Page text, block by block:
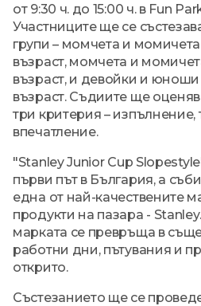
от 9:30 ч. до 15:00 ч. в Fun
Участниците ще се
групи – момчета и
възраст, момчета и
възраст, и девойки и
възраст. Съдиите ще
три критерия –
впечатление.
"Stanley Junior Cup
първи път в България, а
една от най-качествените
продукти на пазара -
марката се превръща в
работни дни, пътувания и
открито.
Състезанието ще се